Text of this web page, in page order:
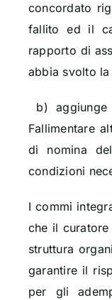
concordato
fallito ed il
rapporto di
abbia svolto
b)
Fallimentare
di nomina
condizioni
I commi
che il curatore
struttura
garantire il
per gli